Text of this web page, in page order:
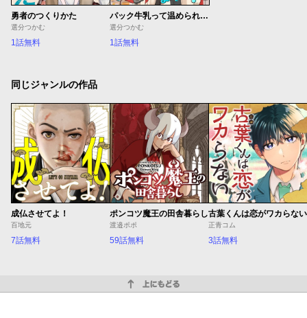
勇者のつくりかた
選分つかむ
1話無料
パック牛乳って温められますか？
選分つかむ
1話無料
同じジャンルの作品
成仏させてよ！
百地元
7話無料
ポンコツ魔王の田舎暮らし
渡邉ポポ
59話無料
古葉くんは恋がワカらない
正青コム
3話無料